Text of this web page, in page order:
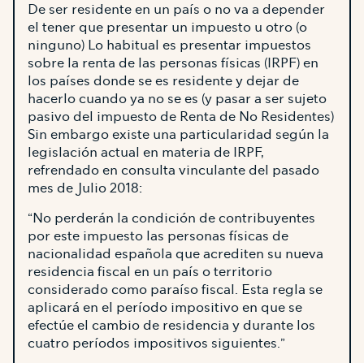
De ser residente en un país o no va a depender
el tener que presentar un impuesto u otro (o
ninguno) Lo habitual es presentar impuestos
sobre la renta de las personas físicas (IRPF) en
los países donde se es residente y dejar de
hacerlo cuando ya no se es (y pasar a ser sujeto
pasivo del impuesto de Renta de No Residentes)
Sin embargo existe una particularidad según la
legislación actual en materia de IRPF,
refrendado en consulta vinculante del pasado
mes de Julio 2018:
“No perderán la condición de contribuyentes
por este impuesto las personas físicas de
nacionalidad española que acrediten su nueva
residencia fiscal en un país o territorio
considerado como paraíso fiscal. Esta regla se
aplicará en el período impositivo en que se
efectúe el cambio de residencia y durante los
cuatro períodos impositivos siguientes.”